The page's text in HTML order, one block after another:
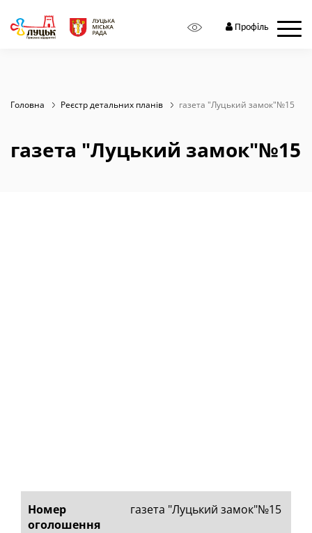
Профіль
Головна Реєстр детальних планів газета "Луцький замок"№15
газета "Луцький замок"№15
Zoom: 10
Номер
оголошення
газета "Луцький замок"№15